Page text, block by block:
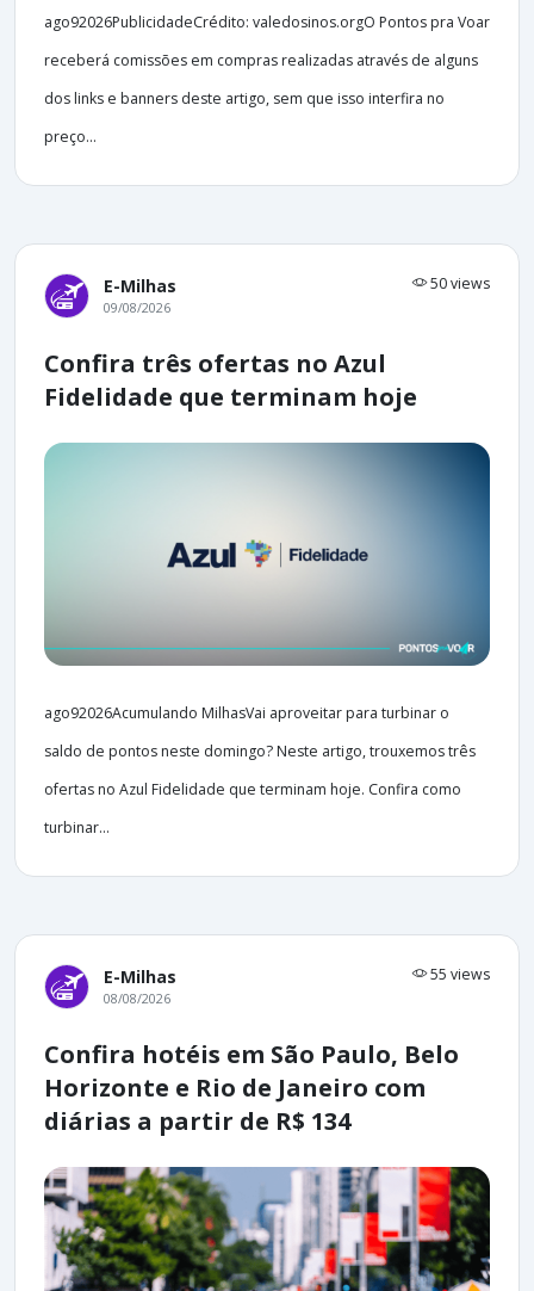
ago92026PublicidadeCrédito: valedosinos.orgO Pontos pra Voar
receberá comissões em compras realizadas através de alguns
dos links e banners deste artigo, sem que isso interfira no
preço...
E-Milhas 50 views
09/08/2026
Confira três ofertas no Azul
Fidelidade que terminam hoje
ago92026Acumulando MilhasVai aproveitar para turbinar o
saldo de pontos neste domingo? Neste artigo, trouxemos três
ofertas no Azul Fidelidade que terminam hoje. Confira como
turbinar...
E-Milhas 55 views
08/08/2026
Confira hotéis em São Paulo, Belo
Horizonte e Rio de Janeiro com
diárias a partir de R$ 134